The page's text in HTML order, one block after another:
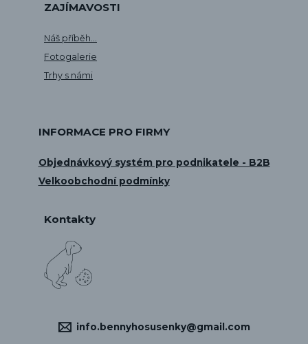
ZAJÍMAVOSTI
Náš příběh...
Fotogalerie
Trhy s námi
INFORMACE PRO FIRMY
Objednávkový systém pro podnikatele - B2B
Velkoobchodní podmínky
Kontakty
info.bennyhosusenky@gmail.com